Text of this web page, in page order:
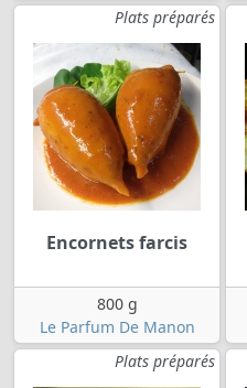
Plats préparés
Encornets farcis
800 g
Le Parfum De Manon
Plats préparés